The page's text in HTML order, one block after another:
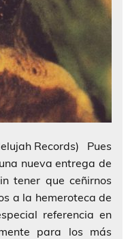
Records) Pues
nueva entrega de
tener que ceñirnos
a la hemeroteca de
referencia en
para los más